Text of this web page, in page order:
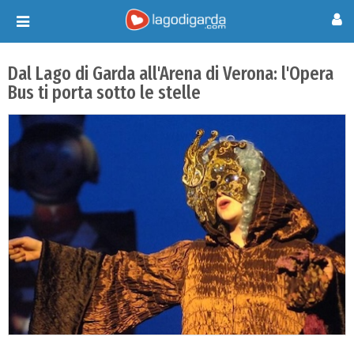
Toggle
navigation
Dal Lago di Garda all'Arena di Verona: l'Opera
Bus ti porta sotto le stelle